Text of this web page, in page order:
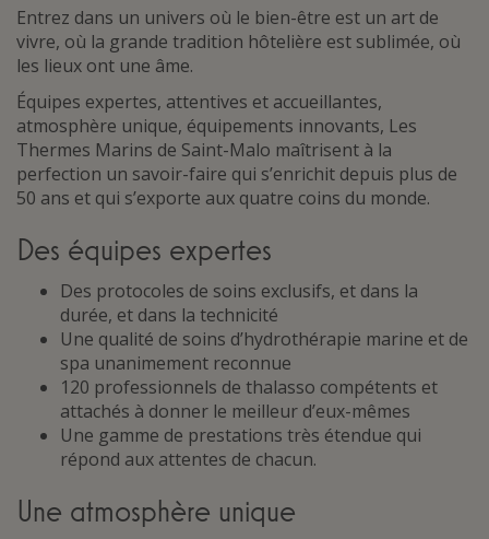
Entrez dans un univers où le bien-être est un art de
vivre, où la grande tradition hôtelière est sublimée, où
les lieux ont une âme.
Équipes expertes, attentives et accueillantes,
atmosphère unique, équipements innovants, Les
Thermes Marins de Saint-Malo maîtrisent à la
perfection un savoir-faire qui s’enrichit depuis plus de
50 ans et qui s’exporte aux quatre coins du monde.
Des équipes expertes
Des protocoles de soins exclusifs, et dans la
durée, et dans la technicité
Une qualité de soins d’hydrothérapie marine et de
spa unanimement reconnue
120 professionnels de thalasso compétents et
attachés à donner le meilleur d’eux-mêmes
Une gamme de prestations très étendue qui
répond aux attentes de chacun.
Une atmosphère unique